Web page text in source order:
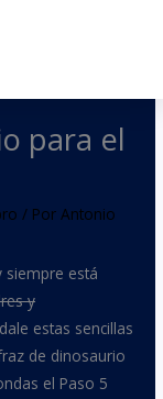
para el
/ PorAntonio
siempre está
y
estas sencillas
de dinosaurio
el Paso 5